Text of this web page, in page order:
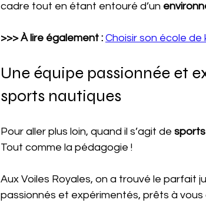
cadre tout en étant entouré d’un
>>> À lire également : Choisir son école
Une équipe passionnée et
sports nautiques
Pour aller plus loin, quand il s’agit de
Tout comme la pédagogie !
Aux Voiles Royales, on a trouvé le parfait
passionnés et expérimentés, prêts à